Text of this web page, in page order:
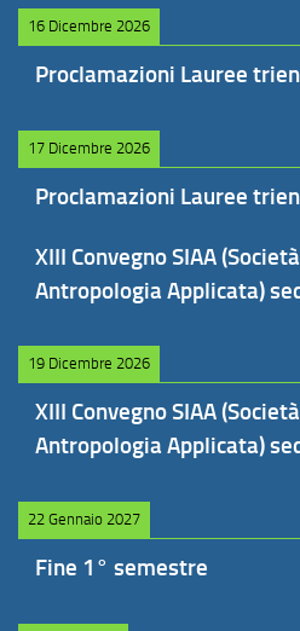
16 Dicembre 2026
Proclamazioni Lauree
17 Dicembre 2026
Proclamazioni Lauree
XIII Convegno SIAA
Antropologia Applicata)
19 Dicembre 2026
XIII Convegno SIAA
Antropologia Applicata)
22 Gennaio 2027
Fine 1° semestre